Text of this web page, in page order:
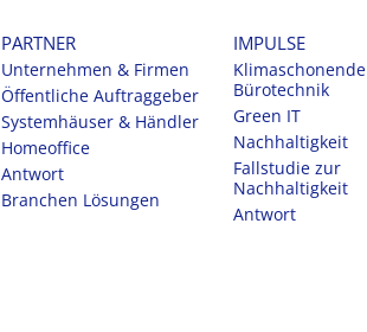
PARTNER
Unternehmen & Firmen
Öffentliche Auftraggeber
Systemhäuser & Händler
Homeoffice
Antwort
Branchen Lösungen
IMPULSE
Klimaschonende
Bürotechnik
Green IT
Nachhaltigkeit
Fallstudie zur
Nachhaltigkeit
Antwort